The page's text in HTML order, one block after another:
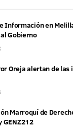
Información en
Gobierno
Oreja alertan de las
Marroquí de
GENZ212